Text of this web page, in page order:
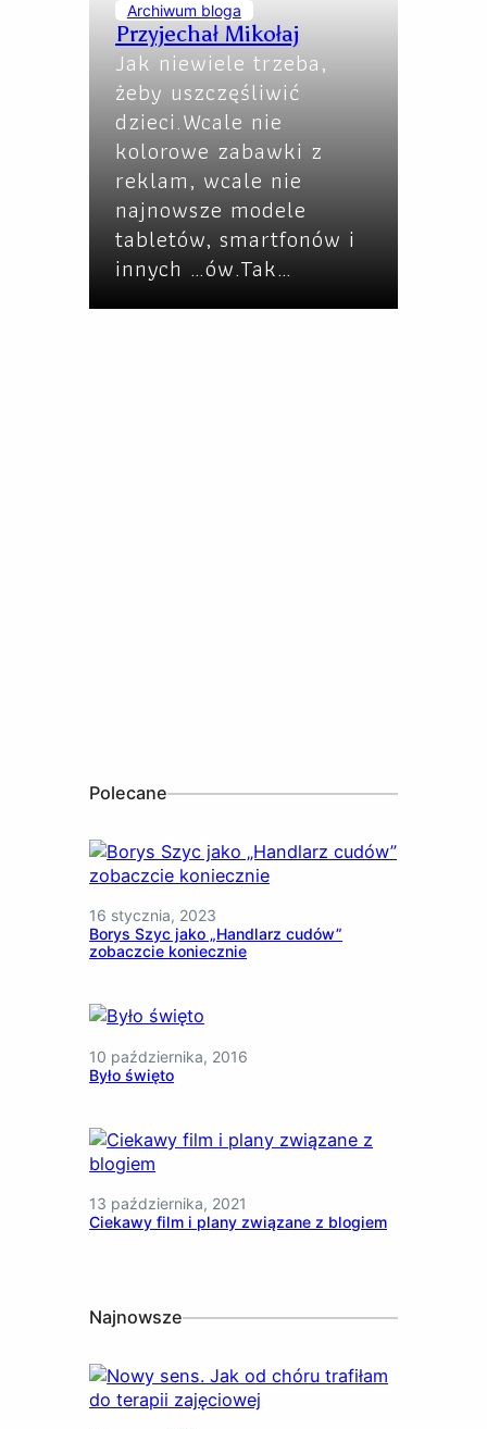
Archiwum bloga
Przyjechał Mikołaj
Jak niewiele trzeba,
żeby uszczęśliwić
dzieci.Wcale nie
kolorowe zabawki z
reklam, wcale nie
najnowsze modele
tabletów, smartfonów i
innych …ów.Tak…
Polecane
16 stycznia, 2023
Borys Szyc jako „Handlarz cudów”
zobaczcie koniecznie
10 października, 2016
Było święto
13 października, 2021
Ciekawy film i plany związane z blogiem
Najnowsze